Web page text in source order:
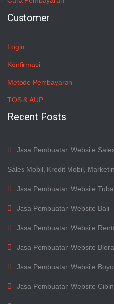
Customer
Login
Konfirmasi
Metode Pembayaran
TOS & AUP
Recent Posts
Jasa Pembuatan Website
Sales Mobil, Kredit Mobil,
Jasa Pembuatan Website
Jasa Pembuatan Website Bali
Jasa Pembuatan Website
Jasa Pembuatan Website Blora
Jasa Pembuatan Website
Jasa Pembuatan Website